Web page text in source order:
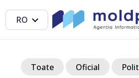
RO
Toate Oficial